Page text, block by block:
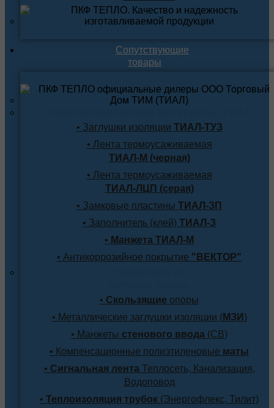
Сопутствующие
товары
• Заглушки изоляции ТИАЛ-ТУЗ
• Лента термоусаживаемая
ТИАЛ-М (черная)
• Лента термоусаживаемая
ТИАЛ-ЛЦП (серая)
• Замковые пластины ТИАЛ-ЗП
• Заполнитель (клей) ТИАЛ-З
• Манжета ТИАЛ-М
• Антикоррозийное покрытие "ВЕКТОР"
• Скользящие опоры
• Металлические заглушки изоляции (МЗИ )
• Манжеты стенового ввода (СВ)
• Компенсационные полиэтиленовые маты
• Сигнальная лентаТеплосеть, Канализация,
Водоповод
• Теплоизоляция трубок (Энергофлекс, Тилит)